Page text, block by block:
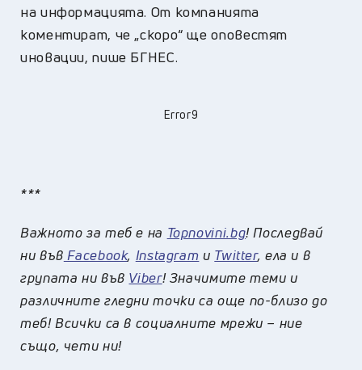
на информацията. От компанията
коментират, че „скоро“ ще оповестят
иновации, пише БГНЕС.
Error9
***
Важното за теб е на Topnovini.bg! Последвай
ни във Facebook, Instagram и Twitter, ела и в
групата ни във Viber! Значимите теми и
различните гледни точки са още по-близо до
теб! Всички са в социалните мрежи – ние
също, чети ни!